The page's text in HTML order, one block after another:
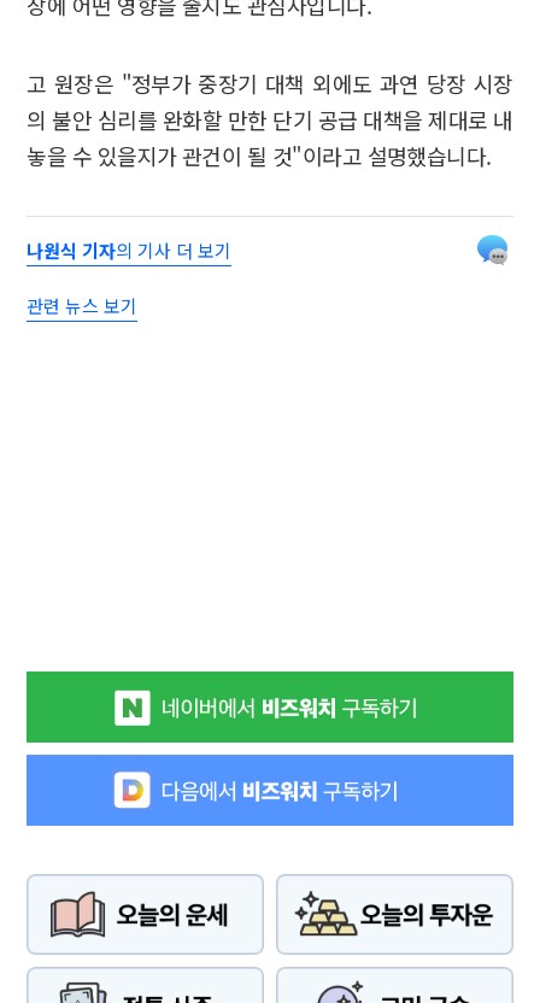
고 원장은 "정부가 중장기 대책 외에도 과연 당장 시장
의 불안 심리를 완화할 만한 단기 공급 대책을 제대로 내
놓을 수 있을지가 관건이 될 것"이라고 설명했습니다.
나원식 기자의 기사 더 보기
관련 뉴스 보기